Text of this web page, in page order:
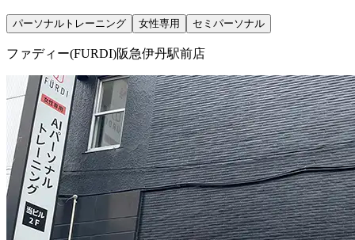
パーソナルトレーニング 女性専用 セミパーソナル
ファディー(FURDI)阪急伊丹駅前店